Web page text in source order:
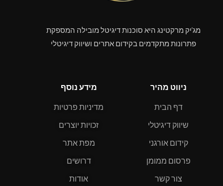
מג'יק מרקטינג היא סוכנות דיגיטל מובילה המספקת
פתרונות מתקדמים בקידום אתרים ושיווק דיגיטלי
ניווט מהיר
דף הבית
שיווק דיגיטלי
קידום אורגני
פרסום ממומן
צור קשר
מידע נוסף
מדיניות פרטיות
זכויות יוצרים
מפת אתר
דרושים
אודות